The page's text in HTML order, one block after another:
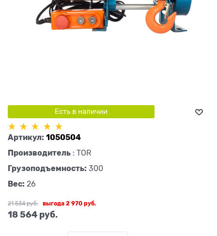
Есть в наличии
Артикул: 1050504
Производитель : TOR
Грузоподъемность: 300
Вес: 26
21 534 руб.
18 564 руб.
выгода2 970 руб.